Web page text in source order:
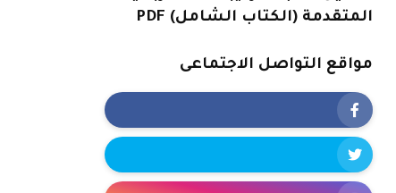
المتقدمة (الكتاب الشامل) PDF
مواقع التواصل الاجتماعى